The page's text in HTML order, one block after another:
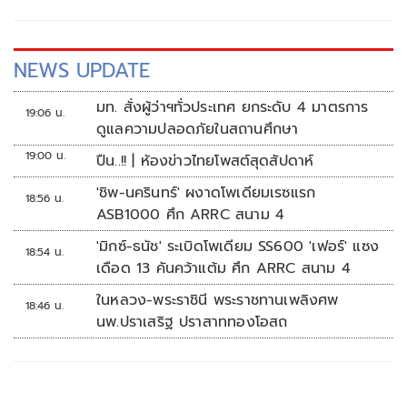
NEWS UPDATE
19:06 น.
มท. สั่งผู้ว่าฯทั่วประเทศ ยกระดับ 4 มาตรการ
ดูแลความปลอดภัยในสถานศึกษา
19:00 น. ปืน..!! | ห้องข่าวไทยโพสต์สุดสัปดาห์
18:56 น.
'ชิพ-นครินทร์' ผงาดโพเดียมเรซแรก
ASB1000 ศึก ARRC สนาม 4
18:54 น.
'มิกซ์-ธนัช' ระเบิดโพเดียม SS600 'เฟอร์' แซง
เดือด 13 คันคว้าแต้ม ศึก ARRC สนาม 4
18:46 น.
ในหลวง-พระราชินี พระราชทานเพลิงศพ
นพ.ปราเสริฐ ปราสาททองโอสถ